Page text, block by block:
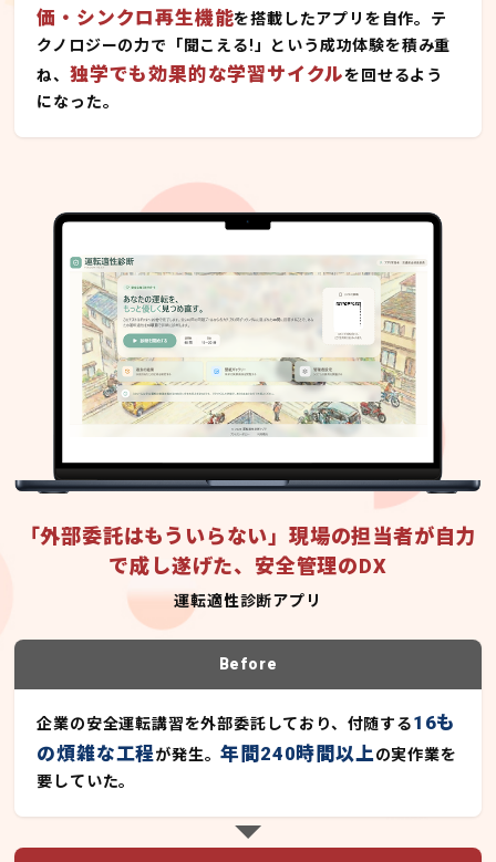
価・シンクロ再生機能を搭載したアプリを自作。テ
クノロジーの力で「聞こえる!」という成功体験を積み重
ね、独学でも効果的な学習サイクルを回せるよう
になった。
「外部委託はもういらない」現場の担当者が自力
で成し遂げた、安全管理のDX
運転適性診断アプリ
Before
企業の安全運転講習を外部委託しており、付随する16も
の煩雑な工程が発生。年間240時間以上の実作業を
要していた。